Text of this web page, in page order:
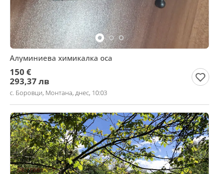
Алуминиева химикалка оса
150 €
293,37 лв
с. Боровци, Монтана, днес, 10:03